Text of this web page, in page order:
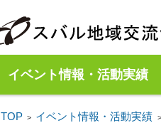
イベント情報・活動実績
TOP > イベント情報・活動実績 >